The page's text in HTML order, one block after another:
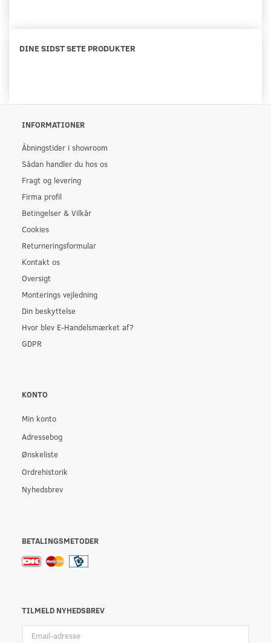
DINE SIDST SETE PRODUKTER
INFORMATIONER
Åbningstider i showroom
Sådan handler du hos os
Fragt og levering
Firma profil
Betingelser & Vilkår
Cookies
Returneringsformular
Kontakt os
Oversigt
Monterings vejledning
Din beskyttelse
Hvor blev E-Handelsmærket af?
GDPR
KONTO
Min konto
Adressebog
Ønskeliste
Ordrehistorik
Nyhedsbrev
BETALINGSMETODER
TILMELD NYHEDSBREV
adresse